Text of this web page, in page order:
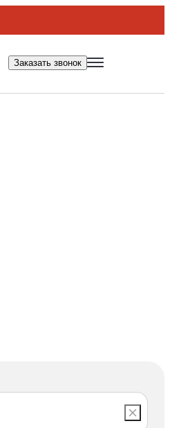
Заказать звонок